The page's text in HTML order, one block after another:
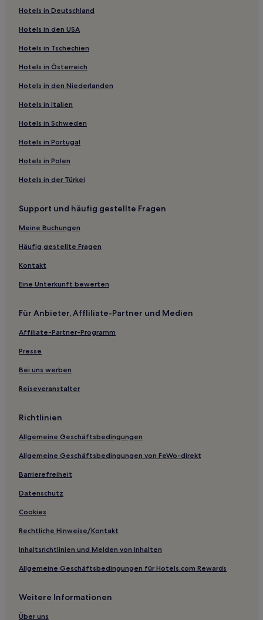
Ferienwohnungen in Canmore
4-Sterne-Hotels in Canmore
Familien in Canmore
Familien in Jasper
Motels in Medicine Hat
2-Sterne-Hotels in Medicine Hat
3-Sterne-Hotels in Medicine Hat
High Level Hotels
Athabasca Hotels
Drumheller Hotels
2-Sterne-Hotels in Cold Lake
Hotels mit inbegriffenem Frühstück in Drayton Valley
Grande Cache Hotels
2-Sterne-Hotels in Fox Creek
2-Sterne-Hotels in St. Paul
St. Paul Hotels
Sunwapta Falls Hotels
Grimshaw Hotels
Familien in Fort McMurray
Gasthäuser in Edmonton
Motels in Edmonton
2-Sterne-Hotels in Edmonton
3-Sterne-Hotels in Edmonton
4-Sterne-Hotels in Edmonton
Familien in Nisku
2-Sterne-Hotels in Wainwright
Bellevue Hotels
Haustierfreundliche in Stettler
Lac La Biche Hotels
Waterton Park Hotels
Hotels in Deutschland
Hotels in den USA
Hotels in Tschechien
Hotels in Österreich
Hotels in den Niederlanden
Hotels in Italien
Hotels in Schweden
Hotels in Portugal
Hotels in Polen
Hotels in der Türkei
Support und häufig gestellte Fragen
Meine Buchungen
Häufig gestellte Fragen
Kontakt
Eine Unterkunft bewerten
Für Anbieter, Affliliate-Partner und Medien
Affiliate-Partner-Programm
Presse
Bei uns werben
Reiseveranstalter
Richtlinien
Allgemeine Geschäftsbedingungen
Allgemeine Geschäftsbedingungen von FeWo-direkt
Barrierefreiheit
Datenschutz
Cookies
Rechtliche Hinweise/Kontakt
Inhaltsrichtlinien und Melden von Inhalten
Allgemeine Geschäftsbedingungen für Hotels.com Rewards
Weitere Informationen
Über uns